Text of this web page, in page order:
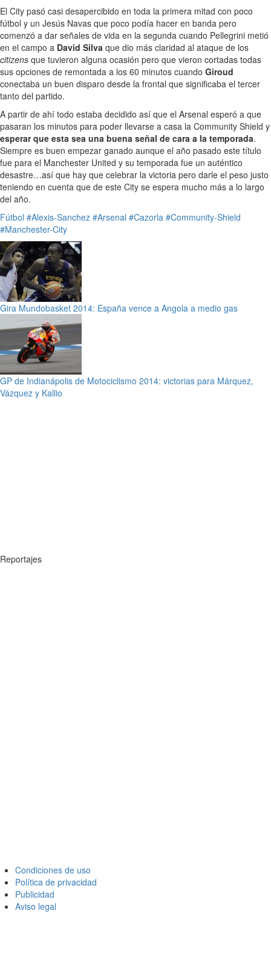
El City pasó casi desapercibido en toda la primera mitad con poco
fútbol y un Jesús Navas que poco podía hacer en banda pero
comenzó a dar señales de vida en la segunda cuando Pellegrini metió
en el campo a David Silva que dio más claridad al ataque de los
citizens que tuvieron alguna ocasión pero que vieron cortadas todas
sus opciones de remontada a los 60 minutos cuando Giroud
conectaba un buen disparo desde la frontal que significaba el tercer
tanto del partido.
A partir de ahí todo estaba decidido así que el Arsenal esperó a que
pasaran los minutos para poder llevarse a casa la Community Shield y
esperar que esta sea una buena señal de cara a la temporada.
Siempre es buen empezar ganado aunque el año pasado este título
fue para el Manchester United y su temporada fue un auténtico
desastre…así que hay que celebrar la victoria pero darle el peso justo
teniendo en cuenta que de este City se espera mucho más a lo largo
del año.
Fútbol #Alexis-Sanchez #Arsenal #Cazorla #Community-Shield
#Manchester-City
Gira Mundobasket 2014: España vence a Angola a medio gas
GP de Indianápolis de Motociclismo 2014: victorias para Márquez,
Vázquez y Kallio
Reportajes
Condiciones de uso
Política de privacidad
Publicidad
Aviso legal